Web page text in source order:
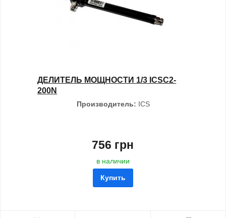
ДЕЛИТЕЛЬ МОЩНОСТИ 1/3 ICSC2-
200N
Производитель: ICS
756 грн
в наличии
Купить